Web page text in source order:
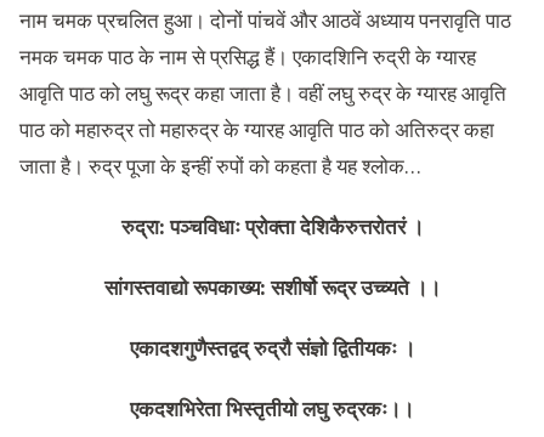
नाम चमक प्रचलित हुआ। दोनों पांचवें और आठवें अध्याय पनरावृति पाठ
नमक चमक पाठ के नाम से प्रसिद्ध हैं। एकादशिनि रुद्री के ग्यारह
आवृति पाठ को लघु रूद्र कहा जाता है। वहीं लघु रुद्र के ग्यारह आवृति
पाठ को महारुद्र तो महारुद्र के ग्यारह आवृति पाठ को अतिरुद्र कहा
जाता है। रुद्र पूजा के इन्हीं रुपों को कहता है यह श्लोक…
रुद्रा: पञ्चविधाः प्रोक्ता देशिकैरुत्तरोतरं ।
सांगस्तवाद्यो रूपकाख्य: सशीर्षो रूद्र उच्च्यते ।।
एकादशगुणैस्तद्वद् रुद्रौ संज्ञो द्वितीयकः ।
एकदशभिरेता भिस्तृतीयो लघु रुद्रकः।।